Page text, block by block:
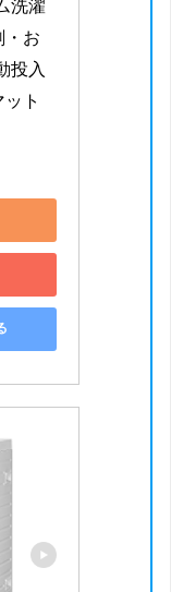
洗濯
・お
投入
ト